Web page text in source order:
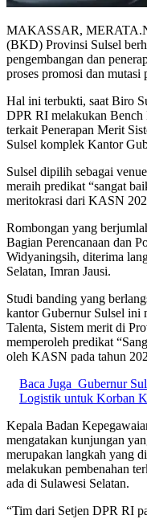
MAKASSAR,
(BKD) Provinsi Sulsel
pengembangan dan
proses promosi dan
Hal ini terbukti, saat Biro
DPR RI melakukan Bench
terkait Penerapan Merit
Sulsel komplek Kantor
Sulsel dipilih sebagai
meraih predikat “sangat
meritokrasi dari KASN
Rombongan yang
Bagian Perencanaan dan
Widyaningsih, diterima
Selatan, Imran Jausi.
Studi banding yang
kantor Gubernur Sulsel ini
Talenta, Sistem merit di
memperoleh predikat
oleh KASN pada tahun
Baca Juga Gubernur
Logistik untuk Korban
Kepala Badan
mengatakan kunjungan
merupakan langkah yang
melakukan pembenahan
ada di Sulawesi Selatan.
“Tim dari Setjen DPR RI